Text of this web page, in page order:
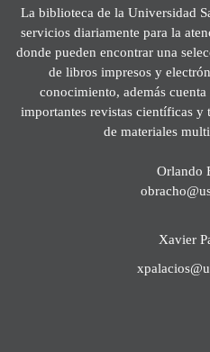
La biblioteca de la Universidad
servicios diariamente para la
donde pueden encontrar una
de libros impresos y
conocimiento, además
importantes revistas científicas y
de materiales
Orlando
Xavier